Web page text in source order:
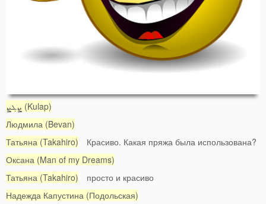
ܨܓܨ (Kulap)
Людмила (Bevan)
Татьяна (Takahiro) Красиво. Какая пряжа была использована?
Оксана (Man of my Dreams)
Татьяна (Takahiro) просто и красиво
Надежда Капустина (Подольская)